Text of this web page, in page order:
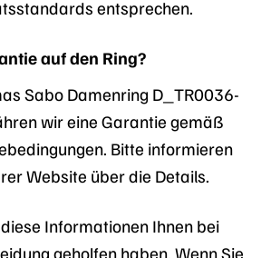
entsprechen.
auf den Ring?
Sabo Damenring D_TR0036-
wir eine Garantie gemäß
Bitte informieren
Website über die Details.
Informationen Ihnen bei
geholfen haben. Wenn Sie